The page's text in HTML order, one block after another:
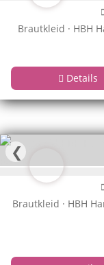
Brautkleid · HBH
Details
❮
Brautkleid · HBH